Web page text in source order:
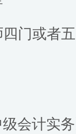
或者五
计实务